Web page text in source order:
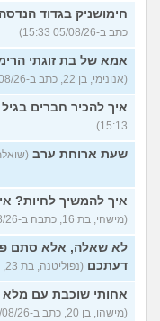
בטיילת או מועדון?
26)
לוקח אותי לדייטים
האם להמשיך?
עוד
חימושניק בגדוד הנדסה
כתב ב-05/08/26 15:33)
אמא של בת זוגתי
(אנונימי, בן 22, כתב ב-05/08/26 15:22)
איך להכיר חברים
15:13)
שעת ארוחת ערב (שואלת, בת 19,
איך להמשיך לחיות?
(מישהי, בת 16, כתבה ב-04/08/26 13:05)
לא שאלה, אלא סתם
דעתכם (נפוליטנה, בת 23, כתבה ב-03/08/26 18:04)
אחותי שוכבת עם מלא
(מישהו, בן 20, כתב ב-03/08/26 17:53)